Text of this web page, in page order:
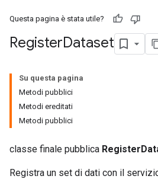
Questa pagina è stata utile?
RegisterDataset
Su questa pagina
Metodi pubblici
Metodi ereditati
Metodi pubblici
classe finale pubblica
Registra un set di dati con il